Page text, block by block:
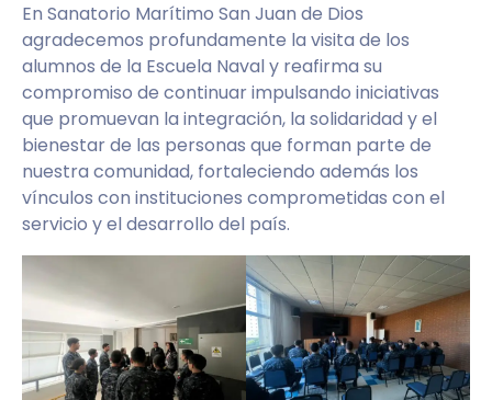
En Sanatorio Marítimo San Juan de Dios
agradecemos profundamente la visita de los
alumnos de la Escuela Naval y reafirma su
compromiso de continuar impulsando iniciativas
que promuevan la integración, la solidaridad y el
bienestar de las personas que forman parte de
nuestra comunidad, fortaleciendo además los
vínculos con instituciones comprometidas con el
servicio y el desarrollo del país.